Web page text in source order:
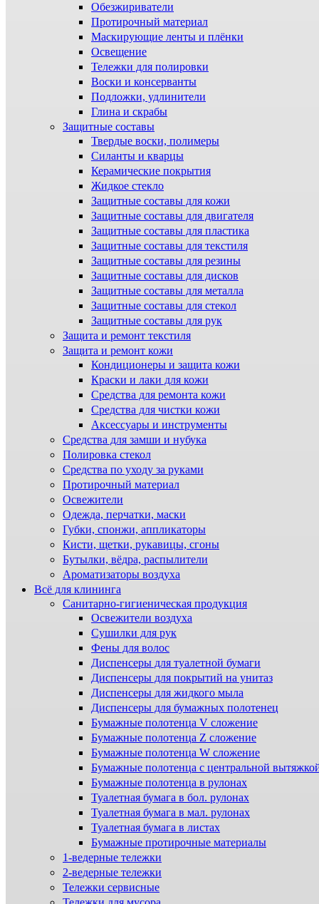
Обезжириватели
Протирочный материал
Маскирующие ленты и плёнки
Освещение
Тележки для полировки
Воски и консерванты
Подложки, удлинители
Глина и скрабы
Защитные составы
Твердые воски, полимеры
Силанты и кварцы
Керамические покрытия
Жидкое стекло
Защитные составы для кожи
Защитные составы для двигателя
Защитные составы для пластика
Защитные составы для текстиля
Защитные составы для резины
Защитные составы для дисков
Защитные составы для металла
Защитные составы для стекол
Защитные составы для рук
Защита и ремонт текстиля
Защита и ремонт кожи
Кондиционеры и защита кожи
Краски и лаки для кожи
Средства для ремонта кожи
Средства для чистки кожи
Аксессуары и инструменты
Средства для замши и нубука
Полировка стекол
Средства по уходу за руками
Протирочный материал
Освежители
Одежда, перчатки, маски
Губки, спонжи, аппликаторы
Кисти, щетки, рукавицы, сгоны
Бутылки, вёдра, распылители
Ароматизаторы воздуха
Всё для клининга
Санитарно-гигиеническая продукция
Освежители воздуха
Сушилки для рук
Фены для волос
Диспенсеры для туалетной бумаги
Диспенсеры для покрытий на унитаз
Диспенсеры для жидкого мыла
Диспенсеры для бумажных полотенец
Бумажные полотенца V сложение
Бумажные полотенца Z сложение
Бумажные полотенца W сложение
Бумажные полотенца с центральной
Бумажные полотенца в рулонах
Туалетная бумага в бол. рулонах
Туалетная бумага в мал. рулонах
Туалетная бумага в листах
Бумажные протирочные материалы
1-ведерные тележки
2-ведерные тележки
Тележки сервисные